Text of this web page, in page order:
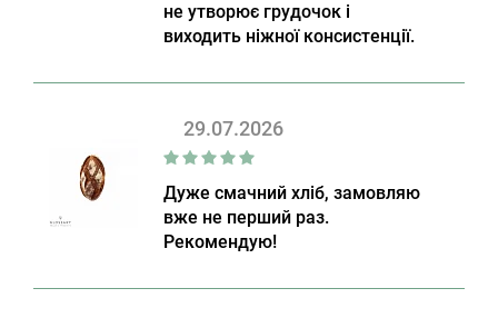
не утворює грудочок і
виходить ніжної консистенції.
29.07.2026
Дуже смачний хліб, замовляю
вже не перший раз.
Рекомендую!